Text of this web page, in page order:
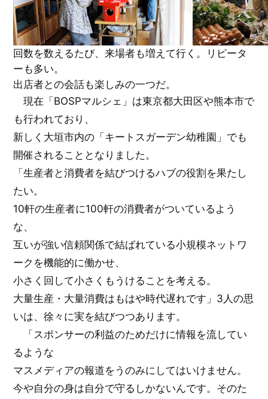
回数を数えるたび、来場者も増えて行く。リピータ
ーも多い。
出店者との会話も楽しみの一つだ。
現在「BOSPマルシェ」は東京都大田区や熊本市で
も行われており、
新しく大垣市内の「キートスガーデン幼稚園」でも
開催されることとなりました。
「生産者と消費者を結びつけるハブの役割を果たし
たい。
10軒の生産者に100軒の消費者がついているよう
な、
互いが強い信頼関係で結ばれている小規模ネットワ
ークを機能的に働かせ、
小さく回して小さくもうけることを考える。
大量生産・大量消費はもはや時代遅れです」3人の思
いは、徐々に実を結びつつあります。
「スポンサーの利益のためだけに情報を流してい
るような
マスメディアの報道をうのみにしてはいけません。
今や自分の身は自分で守るしかないんです。そのた